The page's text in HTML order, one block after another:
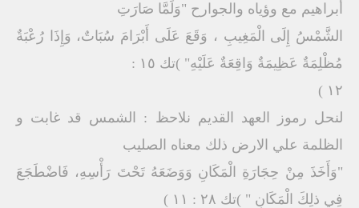
أبراهيم مع وؤياه والجوارح "وَلَمَّا صَارَتِ
الشَّمْسُ إِلَى الْمَغِيبِ ، وَقَعَ عَلَى أَبْرَامَ سُبَاتٌ، وَإِذَا رُعْبَةٌ
مُظْلِمَةٌ عَظِيمَةٌ وَاقِعَةٌ عَلَيْهِ" )تك ١٥ :
١٢ )
لنحل رموز العهد القديم نلاحظ : الشمس قد غابت و
الظلمة علي الارض ذلك معناه الصليب
"وَأَخَذَ مِنْ حِجَارَةِ الْمَكَانِ وَوَضَعَهُ تَحْتَ رَأْسِهِ، فَاضْطَجَعَ
فِي ذلِكَ الْمَكَانِ " )تك ٢٨ : ١١ )